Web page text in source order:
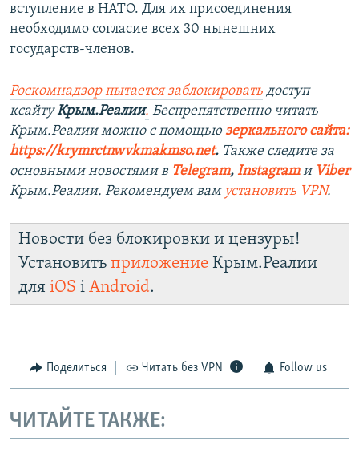
вступление в НАТО. Для их присоединения
необходимо согласие всех 30 нынешних
государств-членов.
Роскомнадзор пытается заблокировать доступ
ксайтуКрым.Реалии. Беспрепятственно читать
Крым.Реалии можно с помощью зеркального сайта:
https://krymrctnwvkmakmso.net. Также следите за
основными новостями в Telegram, Instagramи Viber
Крым.Реалии. Рекомендуем вам установить VPN.
Новости без блокировки и цензуры!
Установить приложение Крым.Реалии
для iOS і Android.
Поделиться Читать без VPN Follow us
ЧИТАЙТЕ ТАКЖЕ: